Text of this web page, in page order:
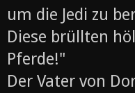
um die Jedi zu
Diese brüllten
Pferde!"
Der Vater von